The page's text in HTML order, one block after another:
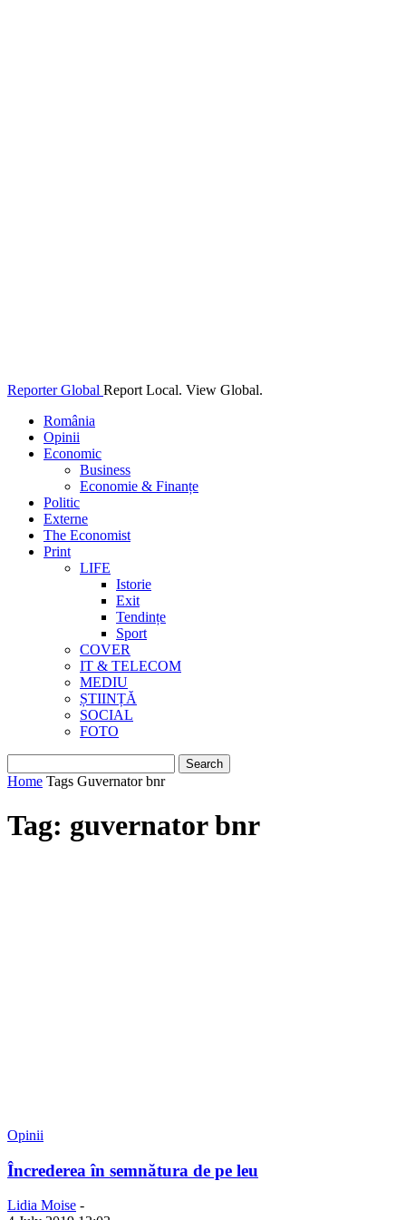
Reporter Global Report Local. View Global.
România
Opinii
Economic
Business
Economie & Finanțe
Politic
Externe
The Economist
Print
LIFE
Istorie
Exit
Tendințe
Sport
COVER
IT & TELECOM
MEDIU
ȘTIINȚĂ
SOCIAL
FOTO
Home Tags Guvernator bnr
Tag: guvernator bnr
Opinii
Încrederea în semnătura de pe leu
Lidia Moise -